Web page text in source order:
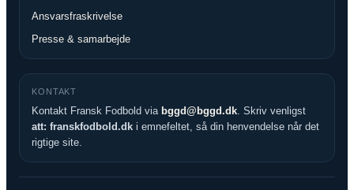
Ansvarsfraskrivelse
Presse & samarbejde
KONTAKT
Kontakt Fransk Fodbold via bggd@bggd.dk. Skriv venligst
att: franskfodbold.dk i emnefeltet, så din henvendelse når det
rigtige site.